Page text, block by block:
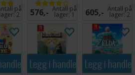
på
lager:2
Eevee Switch
576,- Antall på
lager:1 605,- Antall på
lager:2
Legg i handlekurven
Legg i